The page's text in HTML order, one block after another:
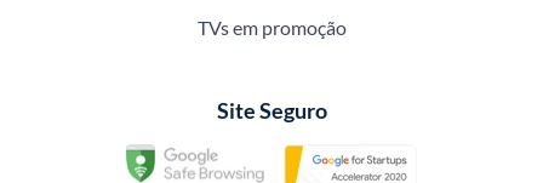
TVs em promoção
Site Seguro